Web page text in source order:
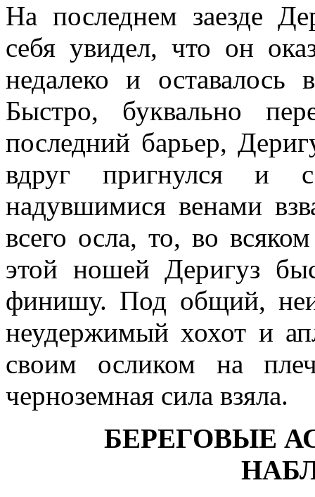
На последнем заезде
себя увидел, что он
недалеко и оставалось
Быстро, букваль­но
последний барьер,
вдруг пригнулся и
надувшимися венами
всего осла, то, во
этой ношей Деригуз
финишу. Под общий,
неудержимый хохот и
своим осликом на
черноземная сила взяла.
БЕРЕГОВЫЕ